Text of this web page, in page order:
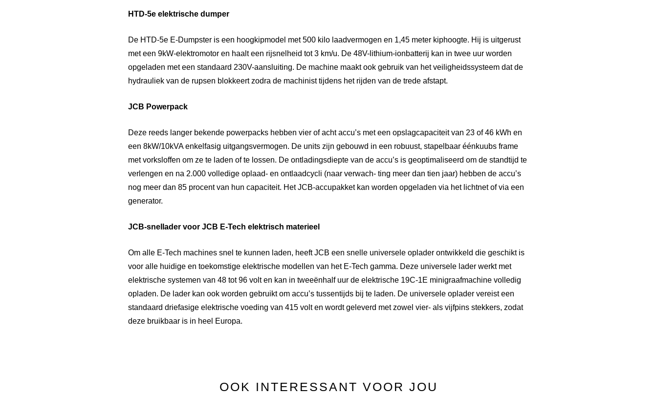
HTD-5e elektrische dumper
De HTD-5e E-Dumpster is een hoogkipmodel met 500 kilo laadvermogen en 1,45 meter kiphoogte. Hij is uitgerust
met een 9kW-elektromotor en haalt een rijsnelheid tot 3 km/u. De 48V-lithium-ionbatterij kan in twee uur worden
opgeladen met een standaard 230V-aansluiting. De machine maakt ook gebruik van het veiligheidssysteem dat de
hydrauliek van de rupsen blokkeert zodra de machinist tijdens het rijden van de trede afstapt.
JCB Powerpack
Deze reeds langer bekende powerpacks hebben vier of acht accu’s met een opslagcapaciteit van 23 of 46 kWh en
een 8kW/10kVA enkelfasig uitgangsvermogen. De units zijn gebouwd in een robuust, stapelbaar éénkuubs frame
met vorksloffen om ze te laden of te lossen. De ontladingsdiepte van de accu’s is geoptimaliseerd om de standtijd te
verlengen en na 2.000 volledige oplaad- en ontlaadcycli (naar verwach- ting meer dan tien jaar) hebben de accu’s
nog meer dan 85 procent van hun capaciteit. Het JCB-accupakket kan worden opgeladen via het lichtnet of via een
generator.
JCB-snellader voor JCB E-Tech elektrisch materieel
Om alle E-Tech machines snel te kunnen laden, heeft JCB een snelle universele oplader ontwikkeld die geschikt is
voor alle huidige en toekomstige elektrische modellen van het E-Tech gamma. Deze universele lader werkt met
elektrische systemen van 48 tot 96 volt en kan in tweeënhalf uur de elektrische 19C-1E minigraafmachine volledig
opladen. De lader kan ook worden gebruikt om accu’s tussentijds bij te laden. De universele oplader vereist een
standaard driefasige elektrische voeding van 415 volt en wordt geleverd met zowel vier- als vijfpins stekkers, zodat
deze bruikbaar is in heel Europa.
OOK INTERESSANT VOOR JOU